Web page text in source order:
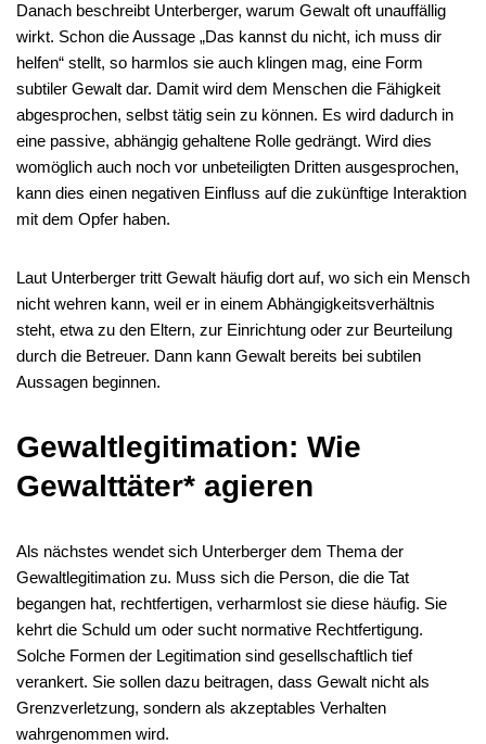
Danach beschreibt Unterberger, warum Gewalt oft unauffällig
wirkt. Schon die Aussage „Das kannst du nicht, ich muss dir
helfen“ stellt, so harmlos sie auch klingen mag, eine Form
subtiler Gewalt dar. Damit wird dem Menschen die Fähigkeit
abgesprochen, selbst tätig sein zu können. Es wird dadurch in
eine passive, abhängig gehaltene Rolle gedrängt. Wird dies
womöglich auch noch vor unbeteiligten Dritten ausgesprochen,
kann dies einen negativen Einfluss auf die zukünftige Interaktion
mit dem Opfer haben.
Laut Unterberger tritt Gewalt häufig dort auf, wo sich ein Mensch
nicht wehren kann, weil er in einem Abhängigkeitsverhältnis
steht, etwa zu den Eltern, zur Einrichtung oder zur Beurteilung
durch die Betreuer. Dann kann Gewalt bereits bei subtilen
Aussagen beginnen.
Gewaltlegitimation: Wie
Gewalttäter* agieren
Als nächstes wendet sich Unterberger dem Thema der
Gewaltlegitimation zu. Muss sich die Person, die die Tat
begangen hat, rechtfertigen, verharmlost sie diese häufig. Sie
kehrt die Schuld um oder sucht normative Rechtfertigung.
Solche Formen der Legitimation sind gesellschaftlich tief
verankert. Sie sollen dazu beitragen, dass Gewalt nicht als
Grenzverletzung, sondern als akzeptables Verhalten
wahrgenommen wird.